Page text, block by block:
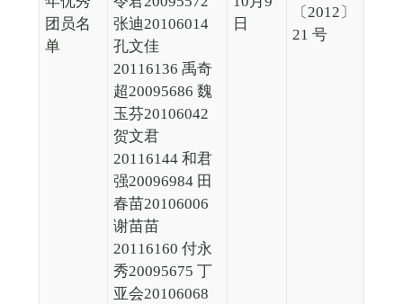
团员名
单
张迪20106014
孔文佳
20116136 禹奇
超20095686 魏
玉芬20106042
贺文君
20116144 和君
强20096984 田
春苗20106006
谢苗苗
20116160 付永
秀20095675 丁
亚会20106068
日
〔2012〕
21 号